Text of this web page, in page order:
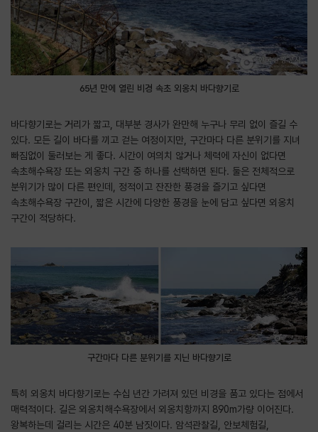
65년 만에 열린 비경 속초 외옹치 바다향기로
바다향기로는 거리가 짧고, 대부분 경사가 완만해 누구나 무리 없이 즐길 수
있다. 모든 길이 바다를 끼고 걷는 여정이지만, 구간마다 다른 분위기를 지녀
빠짐없이 둘러보는 게 좋다. 시간이 여의치 않거나 체력에 자신이 없다면
속초해수욕장 또는 외옹치 구간 중 하나를 선택하면 된다. 둘은 전체적으로
분위기가 많이 다른 편인데, 정적이고 잔잔한 풍경을 즐기고 싶다면
속초해수욕장 구간이, 짧은 시간에 다양한 풍경을 눈에 담고 싶다면 외옹치
구간이 적당하다.
구간마다 다른 분위기를 지닌 바다향기로
특히 외옹치 바다향기로는 수십 년간 가려져 있던 비경을 품고 있다는 점에서
매력적이다. 길은 외옹치해수욕장에서 외옹치항까지 890m가량 이어진다.
왕복하는데 걸리는 시간은 40분 남짓이다. 암석관찰길, 안보체험길,